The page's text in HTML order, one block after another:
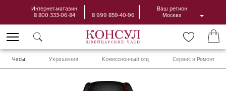
Интернет-магазин
8 800 333-06-84
8 999 859-40-96
Ваш регион
Москва
Часы Украшения Комиссионный отд Сервис и Ремонт